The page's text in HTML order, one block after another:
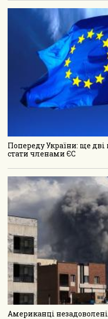
Попереду України: ще
стати членами ЄС
Американці